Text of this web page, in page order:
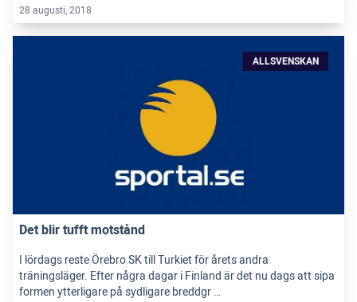
28 augusti, 2018
ALLSVENSKAN
Det blir tufft motstånd
I lördags reste Örebro SK till Turkiet för årets andra
träningsläger. Efter några dagar i Finland är det nu dags att sipa
formen ytterligare på sydligare breddgr …